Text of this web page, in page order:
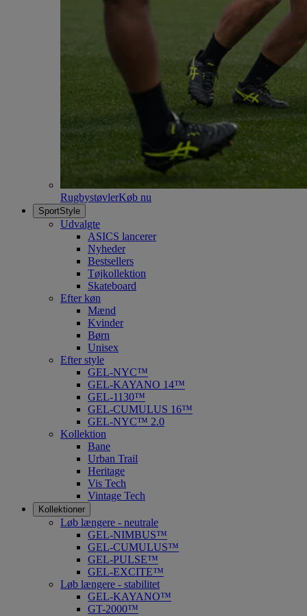
RugbystøvlerKøb nu
SportStyle
Udvalgte
ASICS lancerer
Nyheder
Bestsellers
Tøjkollektion
Skateboard
Efter køn
Mænd
Kvinder
Børn
Unisex
Efter style
GEL-NYC™
GEL-KAYANO 14™
GEL-1130™
GEL-CUMULUS 16™
GEL-NYC™ 2.0
Kollektion
Bane
Urban Trail
Heritage
Vis Tech
Vintage Tech
Kollektioner
Løb længere - neutrale
GEL-NIMBUS™
GEL-CUMULUS™
GEL-PULSE™
GEL-EXCITE™
Løb længere - stabilitet
GEL-KAYANO™
GT-2000™